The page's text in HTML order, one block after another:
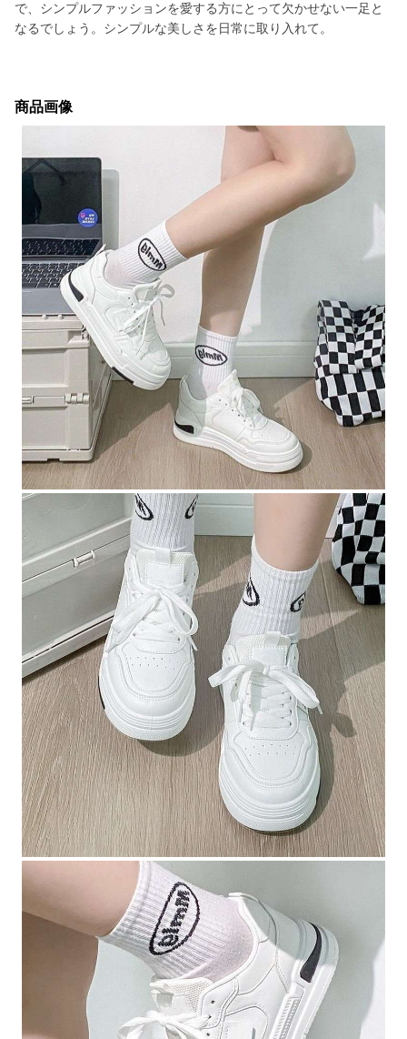
で、シンプルファッションを愛する方にとって欠かせない一足と
なるでしょう。シンプルな美しさを日常に取り入れて。
商品画像